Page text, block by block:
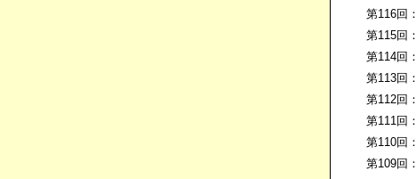
第116回：
第115回：
第114回：
第113回：
第112回：
第111回：
第110回：
第109回：